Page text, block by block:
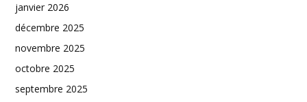
janvier 2026
décembre 2025
novembre 2025
octobre 2025
septembre 2025